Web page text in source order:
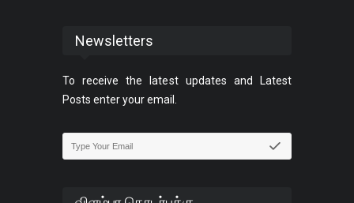
Newsletters
To receive the latest updates and Latest
Posts enter your email.